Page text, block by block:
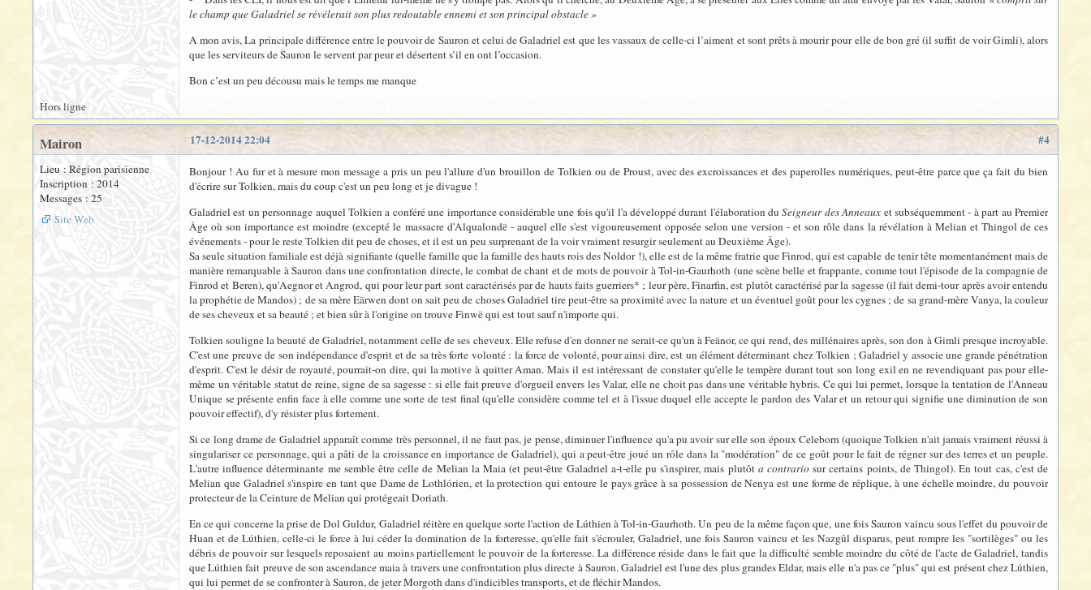
le champ que Galadriel se révélerait son plus redoutable ennemi et son principal obstacle »
A mon avis, La principale différence entre le pouvoir de Sauron et celui de Galadriel est que les vassaux de celle-ci l’aiment et sont prêts à mourir pour elle de bon gré (il suffit de voir Gimli), alors
que les serviteurs de Sauron le servent par peur et désertent s’il en ont l’occasion.
Bon c’est un peu décousu mais le temps me manque
Hors ligne
#4
17-12-2014 22:04
Mairon
Lieu : Région parisienne
Inscription : 2014
Messages : 25
Site Web
Bonjour ! Au fur et à mesure mon message a pris un peu l'allure d'un brouillon de Tolkien ou de Proust, avec des excroissances et des paperolles numériques, peut-être parce que ça fait du bien
d'écrire sur Tolkien, mais du coup c'est un peu long et je divague !
Galadriel est un personnage auquel Tolkien a conféré une importance considérable une fois qu'il l'a développé durant l'élaboration duSeigneur des Anneaux et subséquemment - à part au Premier
Âge où son importance est moindre (excepté le massacre d'Alqualondë - auquel elle s'est vigoureusement opposée selon une version - et son rôle dans la révélation à Melian et Thingol de ces
événements - pour le reste Tolkien dit peu de choses, et il est un peu surprenant de la voir vraiment resurgir seulement au Deuxième Âge).
Sa seule situation familiale est déjà signifiante (quelle famille que la famille des hauts rois des Noldor !), elle est de la même fratrie que Finrod, qui est capable de tenir tête momentanément mais de
manière remarquable à Sauron dans une confrontation directe, le combat de chant et de mots de pouvoir à Tol-in-Gaurhoth (une scène belle et frappante, comme tout l'épisode de la compagnie de
Finrod et Beren), qu'Aegnor et Angrod, qui pour leur part sont caractérisés par de hauts faits guerriers* ; leur père, Finarfin, est plutôt caractérisé par la sagesse (il fait demi-tour après avoir entendu
la prophétie de Mandos) ; de sa mère Eärwen dont on sait peu de choses Galadriel tire peut-être sa proximité avec la nature et un éventuel goût pour les cygnes ; de sa grand-mère Vanya, la couleur
de ses cheveux et sa beauté ; et bien sûr à l'origine on trouve Finwë qui est tout sauf n'importe qui.
Tolkien souligne la beauté de Galadriel, notamment celle de ses cheveux. Elle refuse d'en donner ne serait-ce qu'un à Feänor, ce qui rend, des millénaires après, son don à Gimli presque incroyable.
C'est une preuve de son indépendance d'esprit et de sa très forte volonté : la force de volonté, pour ainsi dire, est un élément déterminant chez Tolkien ; Galadriel y associe une grande pénétration
d'esprit. C'est le désir de royauté, pourrait-on dire, qui la motive à quitter Aman. Mais il est intéressant de constater qu'elle le tempère durant tout son long exil en ne revendiquant pas pour elle-
même un véritable statut de reine, signe de sa sagesse : si elle fait preuve d'orgueil envers les Valar, elle ne choit pas dans une véritable hybris. Ce qui lui permet, lorsque la tentation de l'Anneau
Unique se présente enfin face à elle comme une sorte de test final (qu'elle considère comme tel et à l'issue duquel elle accepte le pardon des Valar et un retour qui signifie une diminution de son
pouvoir effectif), d'y résister plus fortement.
Si ce long drame de Galadriel apparaît comme très personnel, il ne faut pas, je pense, diminuer l'influence qu'a pu avoir sur elle son époux Celeborn (quoique Tolkien n'ait jamais vraiment réussi à
singulariser ce personnage, qui a pâti de la croissance en importance de Galadriel), qui a peut-être joué un rôle dans la "modération" de ce goût pour le fait de régner sur des terres et un peuple.
L'autre influence déterminante me semble être celle de Melian la Maia (et peut-être Galadriel a-t-elle pu s'inspirer, mais plutôt a contrario sur certains points, de Thingol). En tout cas, c'est de
Melian que Galadriel s'inspire en tant que Dame de Lothlórien, et la protection qui entoure le pays grâce à sa possession de Nenya est une forme de réplique, à une échelle moindre, du pouvoir
protecteur de la Ceinture de Melian qui protégeait Doriath.
En ce qui concerne la prise de Dol Guldur, Galadriel réitère en quelque sorte l'action de Lúthien à Tol-in-Gaurhoth. Un peu de la même façon que, une fois Sauron vaincu sous l'effet du pouvoir de
Huan et de Lúthien, celle-ci le force à lui céder la domination de la forteresse, qu'elle fait s'écrouler, Galadriel, une fois Sauron vaincu et les Nazgûl disparus, peut rompre les "sortilèges" ou les
débris de pouvoir sur lesquels reposaient au moins partiellement le pouvoir de la forteresse. La différence réside dans le fait que la difficulté semble moindre du côté de l'acte de Galadriel, tandis
que Lúthien fait preuve de son ascendance maia à travers une confrontation plus directe à Sauron. Galadriel est l'une des plus grandes Eldar, mais elle n'a pas ce "plus" qui est présent chez Lúthien,
qui lui permet de se confronter à Sauron, de jeter Morgoth dans d'indicibles transports, et de fléchir Mandos.